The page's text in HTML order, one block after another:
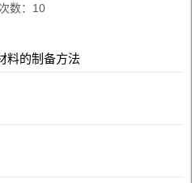
数： 10
料的制备方法